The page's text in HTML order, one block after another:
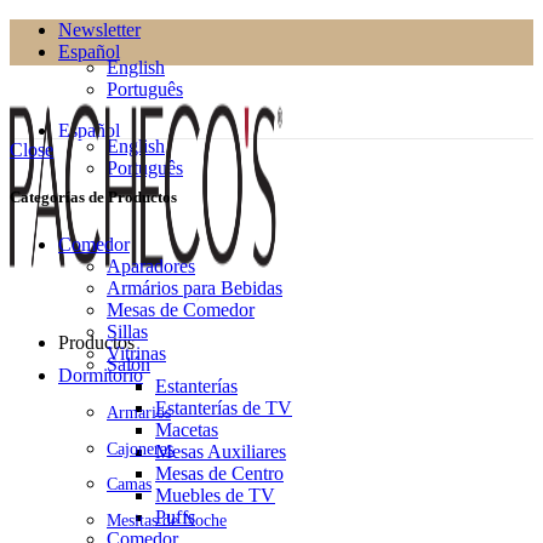
Newsletter
Español
English
Português
Español
English
Português
Productos
Salón
Estanterías
Estanterías de TV
Macetas
Mesas Auxiliares
Mesas de Centro
Muebles de TV
Puffs
Comedor
Close
Categorías de Productos
Comedor
Aparadores
Armários para Bebidas
Mesas de Comedor
Sillas
Vitrinas
Dormitorio
Armarios
Cajoneras
Camas
Mesitas de Noche